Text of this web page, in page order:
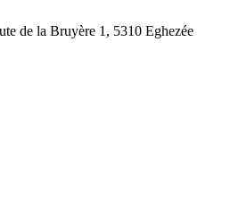
de la Bruyère 1, 5310 Eghezée